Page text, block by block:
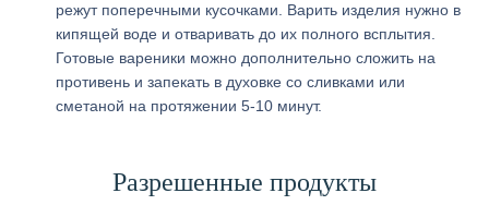
режут поперечными кусочками. Варить изделия нужно в
кипящей воде и отваривать до их полного всплытия.
Готовые вареники можно дополнительно сложить на
противень и запекать в духовке со сливками или
сметаной на протяжении 5-10 минут.
Разрешенные продукты